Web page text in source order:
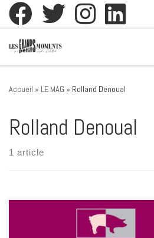
Passer au contenu
Accueil » LE MAG » Rolland Denoual
Rolland Denoual
1 article